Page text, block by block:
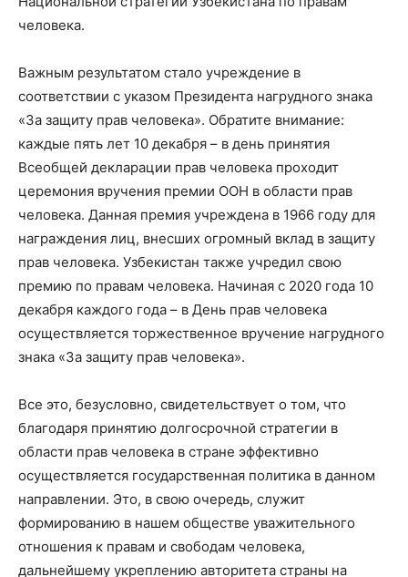
человека.
Важным результатом стало учреждение в
соответствии с указом Президента нагрудного знака
«За защиту прав человека». Обратите внимание:
каждые пять лет 10 декабря – в день принятия
Всеобщей декларации прав человека проходит
церемония вручения премии ООН в области прав
человека. Данная премия учреждена в 1966 году для
награждения лиц, внесших огромный вклад в защиту
прав человека. Узбекистан также учредил свою
премию по правам человека. Начиная с 2020 года 10
декабря каждого года – в День прав человека
осуществляется торжественное вручение нагрудного
знака «За защиту прав человека».
Все это, безусловно, свидетельствует о том, что
благодаря принятию долгосрочной стратегии в
области прав человека в стране эффективно
осуществляется государственная политика в данном
направлении. Это, в свою очередь, служит
формированию в нашем обществе уважительного
отношения к правам и свободам человека,
дальнейшему укреплению авторитета страны на